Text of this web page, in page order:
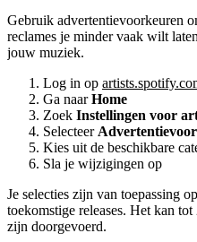
Gebruik advertentievoorkeuren
reclames je minder vaak wilt
jouw muziek.
Log in op
Ga naarHome
Zoek Instellingen voor
Selecteer
Kies uit de beschikbare
Sla je wijzigingen op
Je selecties zijn van toepassing
toekomstige releases. Het kan
zijn doorgevoerd.